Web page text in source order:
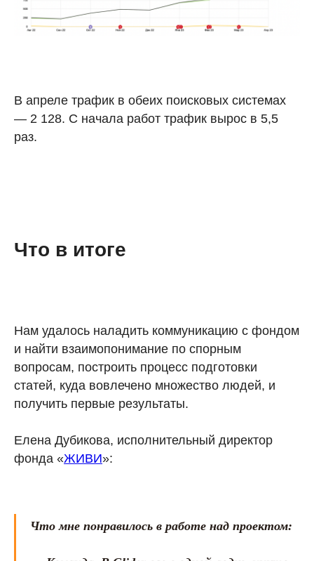
В апреле трафик в обеих поисковых системах
— 2 128. С начала работ трафик вырос в 5,5
раз.
Что в итоге
Нам удалось наладить коммуникацию с фондом
и найти взаимопонимание по спорным
вопросам, построить процесс подготовки
статей, куда вовлечено множество людей, и
получить первые результаты.
Елена Дубикова, исполнительный директор
фонда «ЖИВИ»:
Что мне понравилось в работе над проектом: